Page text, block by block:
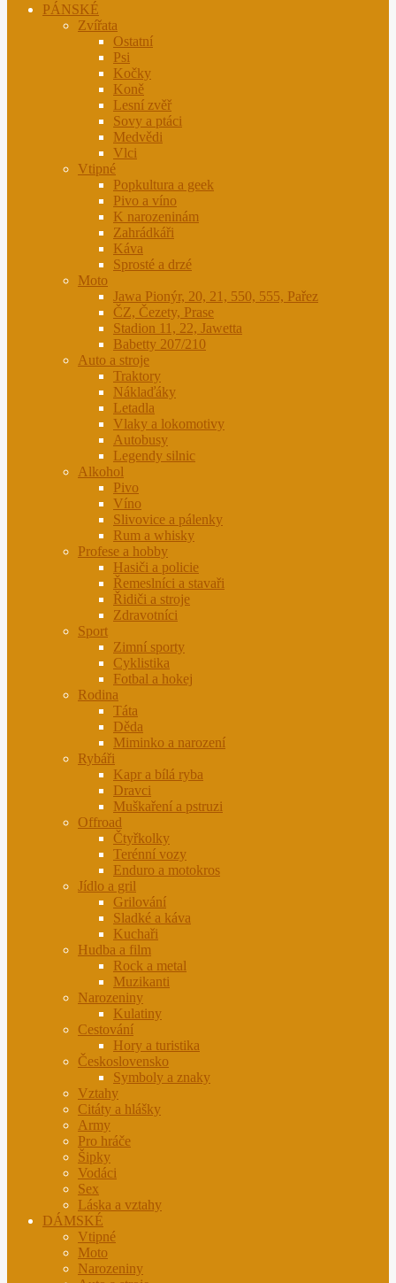
PÁNSKÉ
Zvířata
Ostatní
Psi
Kočky
Koně
Lesní zvěř
Sovy a ptáci
Medvědi
Vlci
Vtipné
Popkultura a geek
Pivo a víno
K narozeninám
Zahrádkáři
Káva
Sprosté a drzé
Moto
Jawa Pionýr, 20, 21, 550, 555, Pařez
ČZ, Čezety, Prase
Stadion 11, 22, Jawetta
Babetty 207/210
Auto a stroje
Traktory
Náklaďáky
Letadla
Vlaky a lokomotivy
Autobusy
Legendy silnic
Alkohol
Pivo
Víno
Slivovice a pálenky
Rum a whisky
Profese a hobby
Hasiči a policie
Řemeslníci a stavaři
Řidiči a stroje
Zdravotníci
Sport
Zimní sporty
Cyklistika
Fotbal a hokej
Rodina
Táta
Děda
Miminko a narození
Rybáři
Kapr a bílá ryba
Dravci
Muškaření a pstruzi
Offroad
Čtyřkolky
Terénní vozy
Enduro a motokros
Jídlo a gril
Grilování
Sladké a káva
Kuchaři
Hudba a film
Rock a metal
Muzikanti
Narozeniny
Kulatiny
Cestování
Hory a turistika
Československo
Symboly a znaky
Vztahy
Citáty a hlášky
Army
Pro hráče
Šipky
Vodáci
Sex
Láska a vztahy
DÁMSKÉ
Vtipné
Moto
Narozeniny